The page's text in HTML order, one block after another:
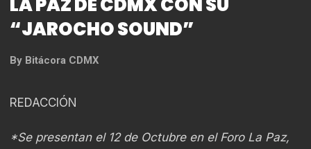
“JAROCHO SOUND”
By Bitácora CDMX
REDACCIÓN
*Se presentan el 12 de Octubre en el Foro La Paz,